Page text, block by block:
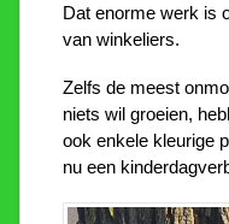
Dat enorme werk is
van winkeliers.
Zelfs de meest
niets wil groeien,
ook enkele kleurige
nu een